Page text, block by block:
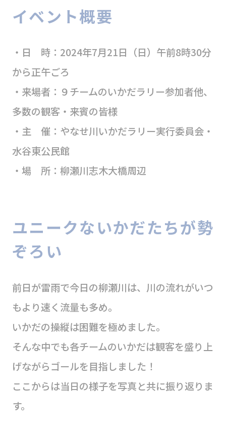
イベント概要
・日 時：2024年7月21日（日）午前8時30分
から正午ごろ
・来場者：９チームのいかだラリー参加者他、
多数の観客・来賓の皆様
・主 催：やなせ川いかだラリー実行委員会・
水谷東公民館
・場 所：柳瀬川志木大橋周辺
ユニークないかだたちが勢
ぞろい
前日が雷雨で今日の柳瀬川は、川の流れがいつ
もより速く流量も多め。
いかだの操縦は困難を極めました。
そんな中でも各チームのいかだは観客を盛り上
げながらゴールを目指しました！
ここからは当日の様子を写真と共に振り返りま
す。